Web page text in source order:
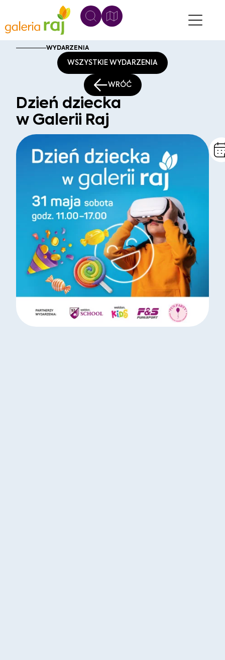
WYDARZENIA
WSZYSTKIE WYDARZENIA
WRÓĆ
Dzień dziecka
w Galerii Raj